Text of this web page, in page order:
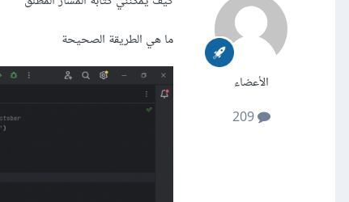
الأعضاء
209
ما هي الطريقة الصحيحة